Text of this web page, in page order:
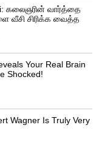
ஹைபிரிட்
122 என்எம்